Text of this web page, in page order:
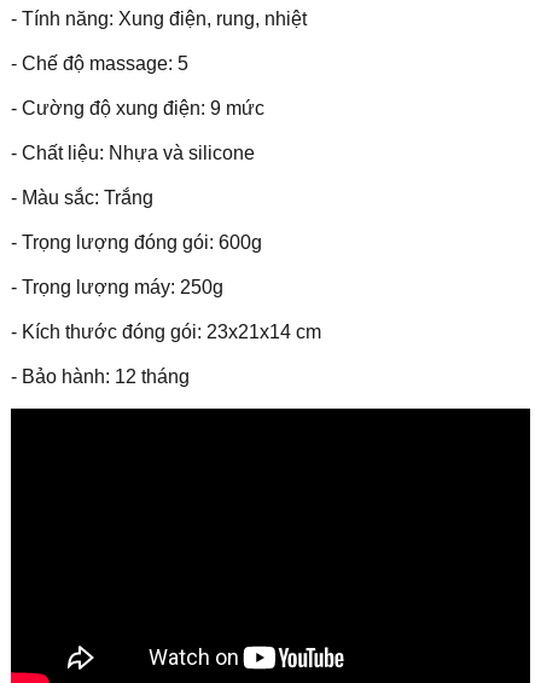
- Tính năng: Xung điện, rung, nhiệt
- Chế độ massage: 5
- Cường độ xung điện: 9 mức
- Chất liệu: Nhựa và silicone
- Màu sắc: Trắng
- Trọng lượng đóng gói: 600g
- Trọng lượng máy: 250g
- Kích thước đóng gói: 23x21x14 cm
- Bảo hành: 12 tháng